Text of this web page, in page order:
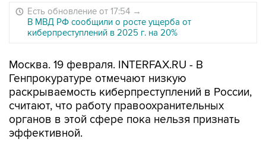
Есть обновление от 17:54 →
В МВД РФ сообщили о росте ущерба от
киберпреступлений в 2025 г. на 20%
Москва. 19 февраля. INTERFAX.RU - В
Генпрокуратуре отмечают низкую
раскрываемость киберпреступлений в России,
считают, что работу правоохранительных
органов в этой сфере пока нельзя признать
эффективной.